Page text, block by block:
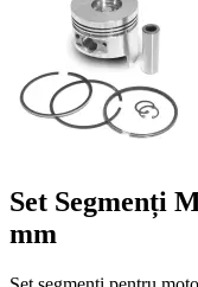
Set Segmenți
mm